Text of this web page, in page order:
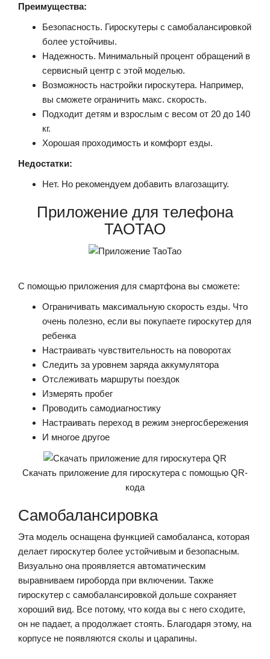
Преимущества:
Безопасность. Гироскутеры с самобалансировкой
более устойчивы.
Надежность. Минимальный процент обращений в
сервисный центр с этой моделью.
Возможность настройки гироскутера. Например,
вы сможете ограничить макс. скорость.
Подходит детям и взрослым с весом от 20 до 140
кг.
Хорошая проходимость и комфорт езды.
Недостатки:
Нет. Но рекомендуем добавить влагозащиту.
Приложение для телефона
TAOTAO
С помощью приложения для смартфона вы сможете:
Ограничивать максимальную скорость езды. Что
очень полезно, если вы покупаете гироскутер для
ребенка
Настраивать чувствительность на поворотах
Следить за уровнем заряда аккумулятора
Отслеживать маршруты поездок
Измерять пробег
Проводить самодиагностику
Настраивать переход в режим энергосбережения
И многое другое
Скачать приложение для гироскутера с помощью QR-
кода
Самобалансировка
Эта модель оснащена функцией самобаланса, которая
делает гироскутер более устойчивым и безопасным.
Визуально она проявляется автоматическим
выравниваем гироборда при включении. Также
гироскутер с самобалансировкой дольше сохраняет
хороший вид. Все потому, что когда вы с него сходите,
он не падает, а продолжает стоять. Благодаря этому, на
корпусе не появляются сколы и царапины.